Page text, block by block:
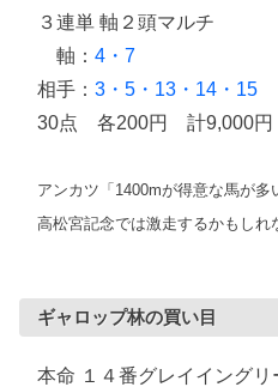
３連単 軸２頭マルチ
軸：4・7
相手：3・5・13・14・15
30点 各200円 計9,000円
アンカツ「1400mが得意な馬が
高松宮記念では激走するかもしれ
ギャロップ林の買い目
本命 １４番グレイイング